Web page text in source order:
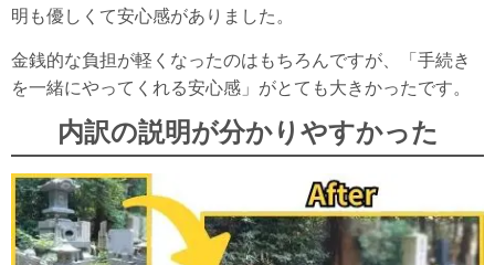
明も優しくて安心感がありました。
金銭的な負担が軽くなったのはもちろんですが、「手続き
を一緒にやってくれる安心感」がとても大きかったです。
内訳の説明が分かりやすかった